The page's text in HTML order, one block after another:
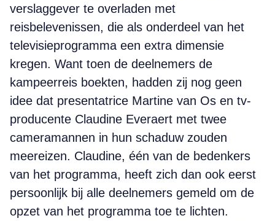
verslaggever te overladen met
reisbelevenissen, die als onderdeel van het
televisieprogramma een extra dimensie
kregen. Want toen de deelnemers de
kampeerreis boekten, hadden zij nog geen
idee dat presentatrice Martine van Os en tv-
producente Claudine Everaert met twee
cameramannen in hun schaduw zouden
meereizen. Claudine, één van de bedenkers
van het programma, heeft zich dan ook eerst
persoonlijk bij alle deelnemers gemeld om de
opzet van het programma toe te lichten.